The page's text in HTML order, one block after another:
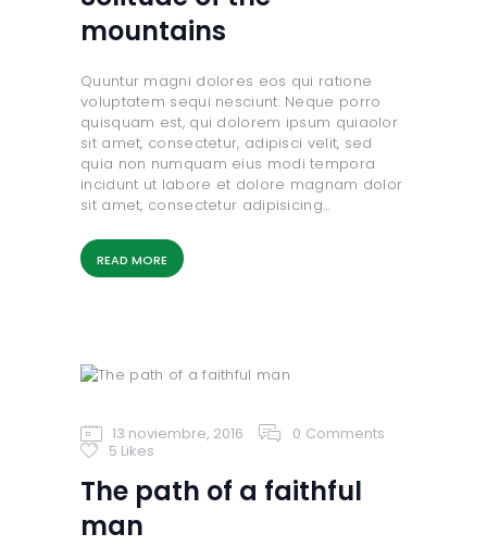
mountains
Quuntur magni dolores eos qui ratione
voluptatem sequi nesciunt. Neque porro
quisquam est, qui dolorem ipsum quiaolor
sit amet, consectetur, adipisci velit, sed
quia non numquam eius modi tempora
incidunt ut labore et dolore magnam dolor
sit amet, consectetur adipisicing…
READ MORE
13 noviembre, 2016 0 Comments
5 Likes
The path of a faithful
man